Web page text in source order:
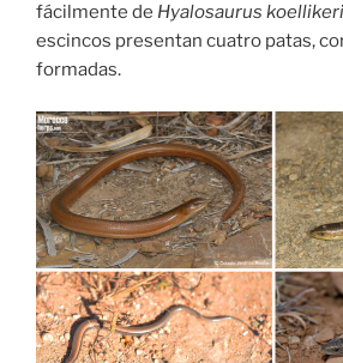
fácilmente de Hyalosaurus koellikeri
escincos presentan cuatro patas,
formadas.